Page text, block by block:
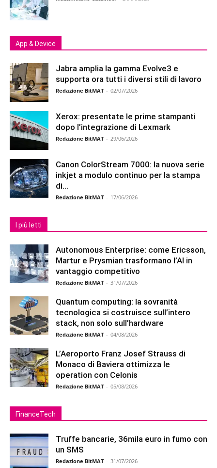
App & Device
Jabra amplia la gamma Evolve3 e
supporta ora tutti i diversi stili di lavoro
Redazione BitMAT - 02/07/2026
Xerox: presentate le prime stampanti
dopo l’integrazione di Lexmark
Redazione BitMAT - 29/06/2026
Canon ColorStream 7000: la nuova serie
inkjet a modulo continuo per la stampa
di...
Redazione BitMAT - 17/06/2026
I più letti
Autonomous Enterprise: come Ericsson,
Martur e Prysmian trasformano l’AI in
vantaggio competitivo
Redazione BitMAT - 31/07/2026
Quantum computing: la sovranità
tecnologica si costruisce sull’intero
stack, non solo sull’hardware
Redazione BitMAT - 04/08/2026
L’Aeroporto Franz Josef Strauss di
Monaco di Baviera ottimizza le
operation con Celonis
Redazione BitMAT - 05/08/2026
FinanceTech
Truffe bancarie, 36mila euro in fumo con
un SMS
Redazione BitMAT - 31/07/2026